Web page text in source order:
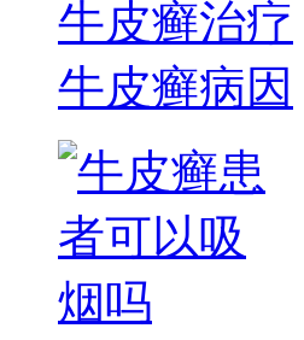
牛皮癣治疗
牛皮癣病因